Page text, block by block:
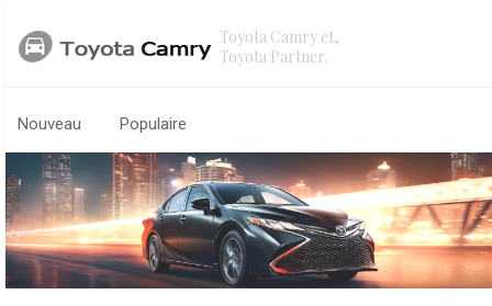
Toyota Camry et,
Toyota Partner.
Nouveau Populaire